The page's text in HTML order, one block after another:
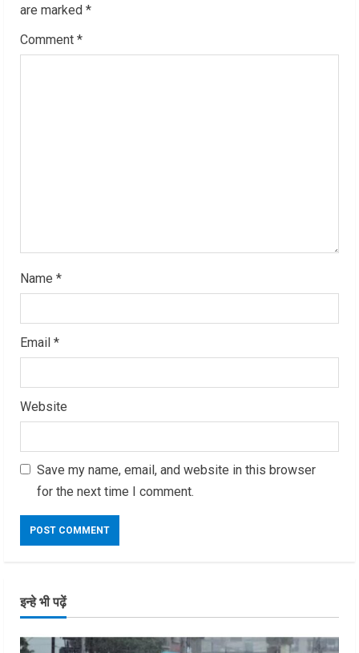
R
e
are marked *
Comment *
Name *
Email *
Website
Save my name, email, and website in this browser
for the next time I comment.
इन्हे भी पढ़ें